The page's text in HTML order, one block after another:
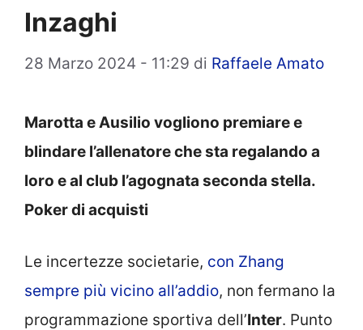
Inzaghi
28 Marzo 2024 - 11:29 di Raffaele Amato
Marotta e Ausilio vogliono premiare e
blindare l’allenatore che sta regalando a
loro e al club l’agognata seconda stella.
Poker di acquisti
Le incertezze societarie, con Zhang
sempre più vicino all’addio, non fermano la
programmazione sportiva dell’Inter. Punto